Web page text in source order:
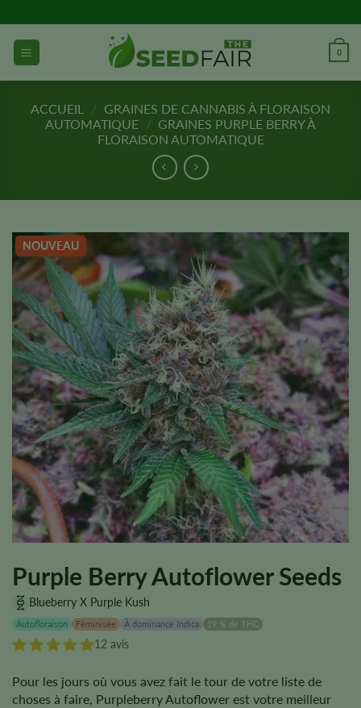
directement
contenu
0
ACCUEIL / GRAINES DE CANNABIS À FLORAISON
AUTOMATIQUE / GRAINES PURPLE BERRY À
FLORAISON AUTOMATIQUE
NOUVEAU
Purple Berry Autoflower Seeds
Blueberry X Purple Kush
Autofloraison Féminisée À dominance Indica 19 % de THC
12 avis
Pour les jours où vous avez fait le tour de votre liste de
choses à faire, Purpleberry Autoflower est votre meilleur